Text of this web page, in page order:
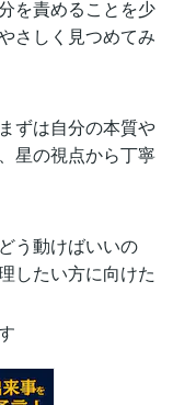
を責めることを少
さしく見つめてみ
ずは自分の本質や
星の視点から丁寧
う動けばいいの
したい方に向けた